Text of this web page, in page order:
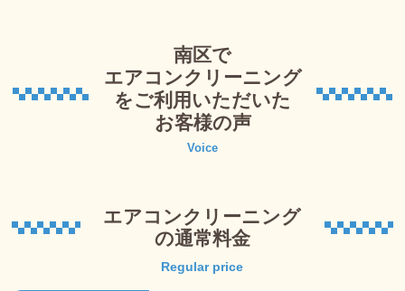
南区で
エアコンクリーニング
をご利用いただいた
お客様の声
Voice
エアコンクリーニング
の通常料金
Regular price